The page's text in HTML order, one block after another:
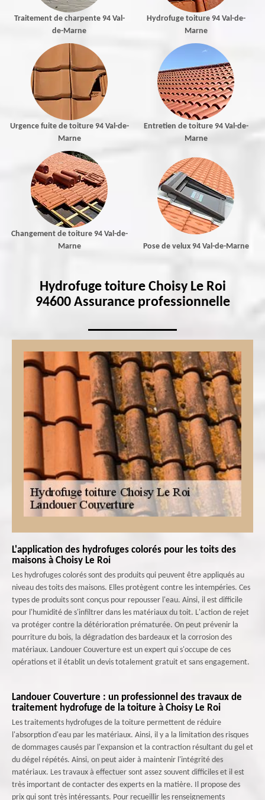
Traitement de charpente 94 Val-
de-Marne
Hydrofuge toiture 94 Val-de-
Marne
Urgence fuite de toiture 94 Val-de-
Marne
Entretien de toiture 94 Val-de-
Marne
Changement de toiture 94 Val-de-
Marne
Pose de velux 94 Val-de-Marne
Hydrofuge toiture Choisy Le Roi
94600 Assurance professionnelle
L'application des hydrofuges colorés pour les toits des
maisons à Choisy Le Roi
Les hydrofuges colorés sont des produits qui peuvent être appliqués au
niveau des toits des maisons. Elles protègent contre les intempéries. Ces
types de produits sont conçus pour repousser l'eau. Ainsi, il est difficile
pour l'humidité de s'infiltrer dans les matériaux du toit. L'action de rejet
va protéger contre la détérioration prématurée. On peut prévenir la
pourriture du bois, la dégradation des bardeaux et la corrosion des
matériaux. Landouer Couverture est un expert qui s'occupe de ces
opérations et il établit un devis totalement gratuit et sans engagement.
Landouer Couverture : un professionnel des travaux de
traitement hydrofuge de la toiture à Choisy Le Roi
Les traitements hydrofuges de la toiture permettent de réduire
l'absorption d'eau par les matériaux. Ainsi, il y a la limitation des risques
de dommages causés par l'expansion et la contraction résultant du gel et
du dégel répétés. Ainsi, on peut aider à maintenir l'intégrité des
matériaux. Les travaux à effectuer sont assez souvent difficiles et il est
très important de contacter des experts en la matière. Il propose des
prix qui sont très intéressants. Pour recueillir les renseignements